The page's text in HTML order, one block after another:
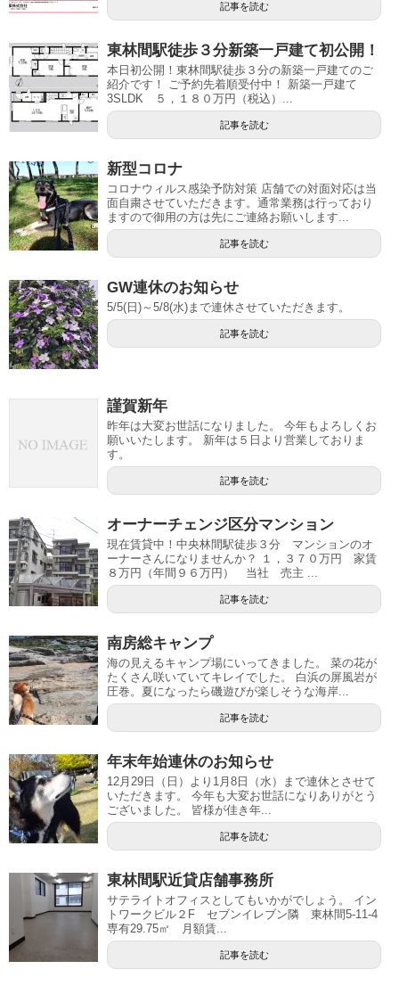
記事を読む
東林間駅徒歩３分新築一戸建て初公開！
本日初公開！東林間駅徒歩３分の新築一戸建てのご
紹介です！ ご予約先着順受付中！ 新築一戸建て
3SLDK ５，１８０万円（税込）...
記事を読む
新型コロナ
コロナウィルス感染予防対策 店舗での対面対応は当
面自粛させていただきます。通常業務は行っており
ますので御用の方は先にご連絡お願いします...
記事を読む
GW連休のお知らせ
5/5(日)～5/8(水)まで連休させていただきます。
記事を読む
謹賀新年
昨年は大変お世話になりました。 今年もよろしくお
願いいたします。 新年は５日より営業しておりま
す。
記事を読む
オーナーチェンジ区分マンション
現在賃貸中！中央林間駅徒歩３分 マンションのオ
ーナーさんになりませんか？ １，３７０万円 家賃
８万円（年間９６万円） 当社 売主 ...
記事を読む
南房総キャンプ
海の見えるキャンプ場にいってきました。 菜の花が
たくさん咲いていてキレイでした。 白浜の屏風岩が
圧巻。夏になったら磯遊びが楽しそうな海岸...
記事を読む
年末年始連休のお知らせ
12月29日（日）より1月8日（水）まで連休とさせて
いただきます。 今年も大変お世話になりありがとう
ございました。 皆様が佳き年...
記事を読む
東林間駅近貸店舗事務所
サテライトオフィスとしてもいかがでしょう。 イン
トワークビル２F セブンイレブン隣 東林間5-11-4
専有29.75㎡ 月額賃...
記事を読む